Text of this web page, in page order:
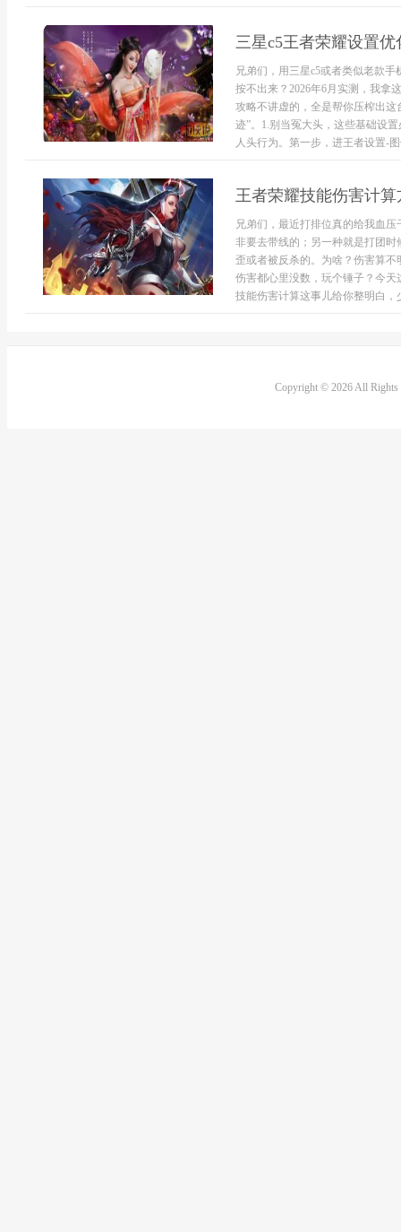
三星c5王者荣耀设置
兄弟们，用三星c5或者类似老款
按不出来？2026年6月实测，我拿
攻略不讲虚的，全是帮你压榨出
迹”。1.别当冤大头，这些基础设
人头行为。第一步，进王者设置-
王者荣耀技能伤害计
兄弟们，最近打排位真的给我血
非要去带线的；另一种就是打团
歪或者被反杀的。为啥？伤害算
伤害都心里没数，玩个锤子？今
技能伤害计算这事儿给你整明白，
Copyright © 2026 All